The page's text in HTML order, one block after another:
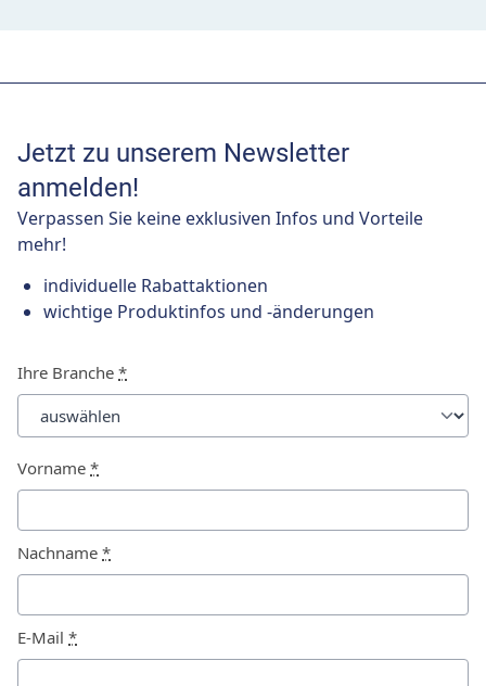
Jetzt zu unserem Newsletter
anmelden!
Verpassen Sie keine exklusiven Infos und Vorteile
mehr!
individuelle Rabattaktionen
wichtige Produktinfos und -änderungen
Ihre Branche *
Vorname *
Nachname *
E-Mail *